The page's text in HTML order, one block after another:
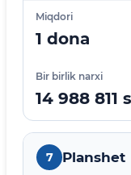
Miqdori
1 dona
Bir birlik narxi
14 988 811
7 Planshet